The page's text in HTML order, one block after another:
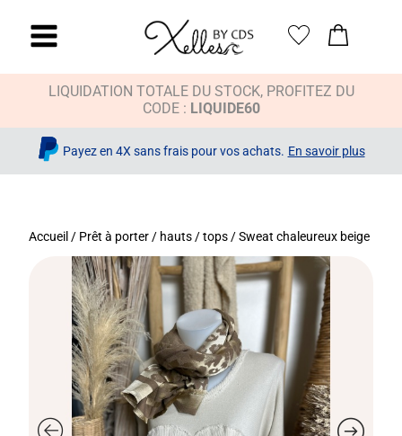
LIQUIDATION TOTALE DU STOCK, PROFITEZ DU
CODE : LIQUIDE60
Payez en 4X sans frais pour vos achats. En savoir plus
Accueil / Prêt à porter / hauts / tops / Sweat chaleureux beige